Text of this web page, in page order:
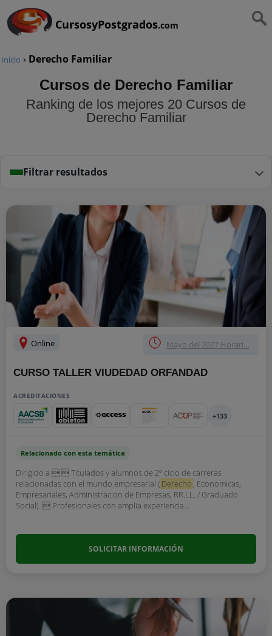
CursosyPostgrados.com
Inicio › Derecho Familiar
Cursos de Derecho Familiar
Ranking de los mejores 20 Cursos de
Derecho Familiar
Filtrar resultados
Online Mayo del 2027 Horari...
CURSO TALLER VIUDEDAD ORFANDAD
ACREDITACIONES
+133
Relacionado con esta temática
Dirigido a   Titulados y alumnos de 2º ciclo de carreras
relacionadas con el mundo empresarial ( Derecho , Economicas,
Empresariales, Administracion de Empresas, RR.LL. / Graduado
Social).  Profesionales con amplia experiencia...
SOLICITAR INFORMACIÓN